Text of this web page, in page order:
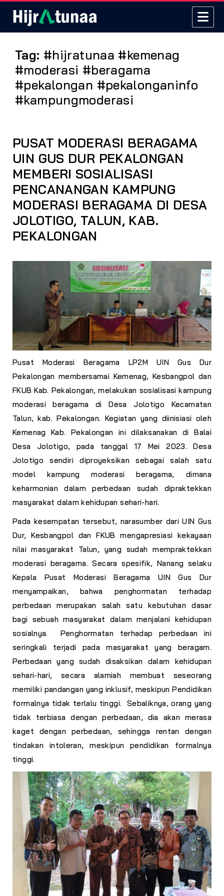
Tag: #hijratunaa #kemenag
#moderasi #beragama
#pekalongan #pekalonganinfo
#kampungmoderasi
PUSAT MODERASI BERAGAMA
UIN GUS DUR PEKALONGAN
MEMBERI SOSIALISASI
PENCANANGAN KAMPUNG
MODERASI BERAGAMA DI DESA
JOLOTIGO, TALUN, KAB.
PEKALONGAN
Pusat Moderasi Beragama LP2M UIN Gus Dur
Pekalongan membersamai Kemenag, Kesbangpol dan
FKUB Kab. Pekalongan, melakukan sosialisasi kampung
moderasi beragama di Desa Jolotigo Kecamatan
Talun, kab. Pekalongan. Kegiatan yang diinisiasi oleh
Kemenag Kab. Pekalongan ini dilaksanakan di Balai
Desa Jolotigo, pada tanggal 17 Mei 2023. Desa
Jolotigo sendiri diproyeksikan sebagai salah satu
model kampung moderasi beragama, dimana
keharmonian dalam perbedaan sudah dipraktekkan
masyarakat dalam kehidupan sehari-hari.
Pada kesempatan tersebut, narasumber dari UIN Gus
Dur, Kesbangpol dan FKUB mengapresiasi kekayaan
nilai masyarakat Talun, yang sudah mempraktekkan
moderasi beragama. Secara spesifik, Nanang selaku
Kepala Pusat Moderasi Beragama UIN Gus Dur
menyampaikan, bahwa penghormatan terhadap
perbedaan merupakan salah satu kebutuhan dasar
bagi sebuah masyarakat dalam menjalani kehidupan
sosialnya. Penghormatan terhadap perbedaan ini
seringkali terjadi pada masyarakat yang beragam.
Perbedaan yang sudah disaksikan dalam kehidupan
sehari-hari, secara alamiah membuat seseorang
memiliki pandangan yang inklusif, meskipun Pendidikan
formalnya tidak terlalu tinggi. Sebaliknya, orang yang
tidak terbiasa dengan perbedaan, dia akan merasa
kaget dengan perbedaan, sehingga rentan dengan
tindakan intoleran, meskipun pendidikan formalnya
tinggi.